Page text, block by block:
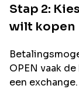
Stap 2:
wilt kopen
OPEN vaak
een